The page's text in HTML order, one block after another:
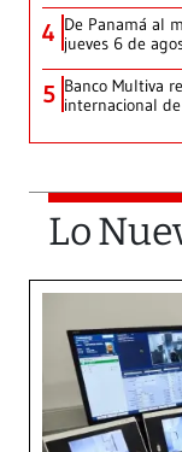
4 De Panamá al
jueves 6 de
5 Banco Multiva
internacional
Lo